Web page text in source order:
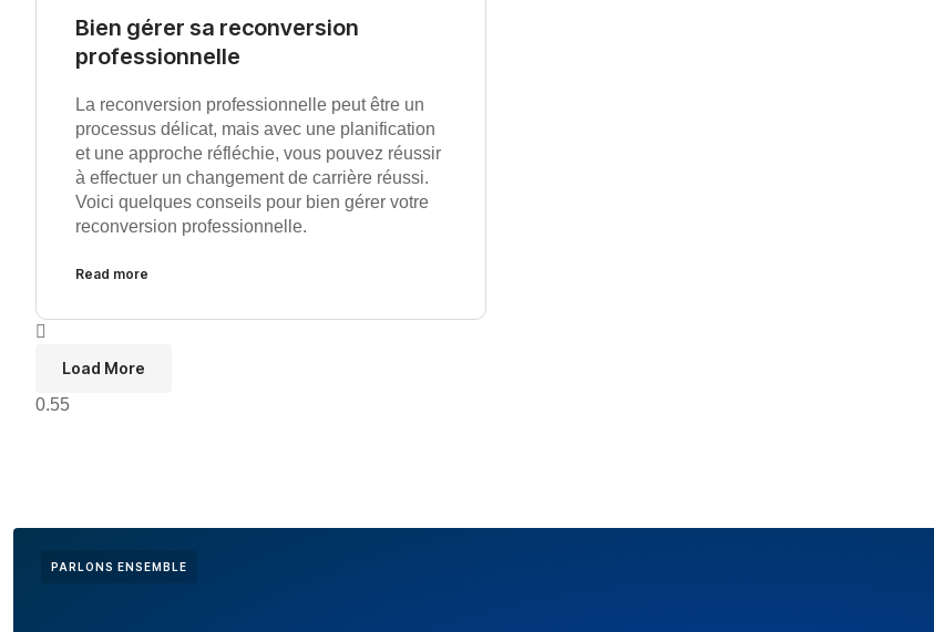
Bien gérer sa reconversion
professionnelle
La reconversion professionnelle peut être un
processus délicat, mais avec une planification
et une approche réfléchie, vous pouvez réussir
à effectuer un changement de carrière réussi.
Voici quelques conseils pour bien gérer votre
reconversion professionnelle.
Read more
Load More
PARLONS ENSEMBLE